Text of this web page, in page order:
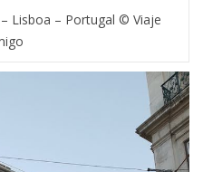
Lisboa – Portugal © Viaje